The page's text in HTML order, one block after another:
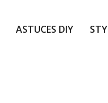
ASTUCES DIY